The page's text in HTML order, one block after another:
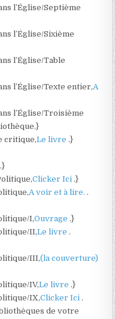
l’Église/Septième
l’Église/Sixième
l’Église/Table
l’Église/Texte entier,A
l’Église/Troisième
critique,Le livre.}
.}
Clicker Ici.}
A voir et à lire..
I,Ouvrage.}
II,Le livre.
III,(la couverture)
IV,Le livre.}
IX,Clicker Ici.
de votre